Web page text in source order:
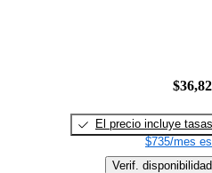
El precio incluye tasas
$735/mes
Verif. disponibilidad